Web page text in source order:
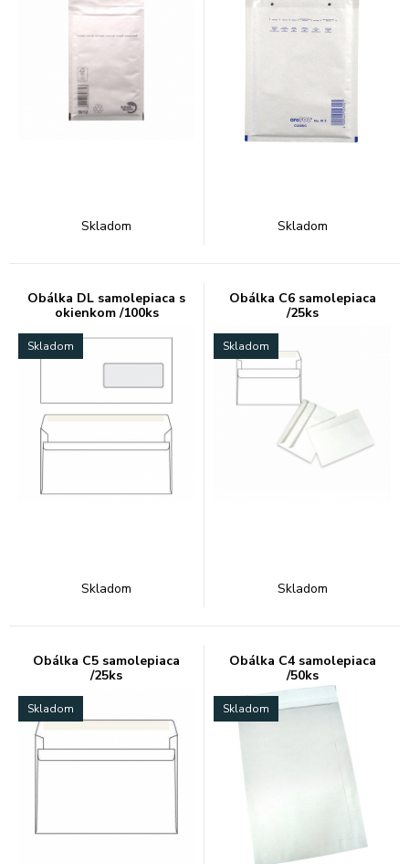
Skladom Skladom
Obálka DL samolepiaca s
okienkom /100ks
Skladom
Skladom
Obálka C6 samolepiaca
/25ks
Skladom
Skladom
Obálka C5 samolepiaca
/25ks
Skladom
Obálka C4 samolepiaca
/50ks
Skladom